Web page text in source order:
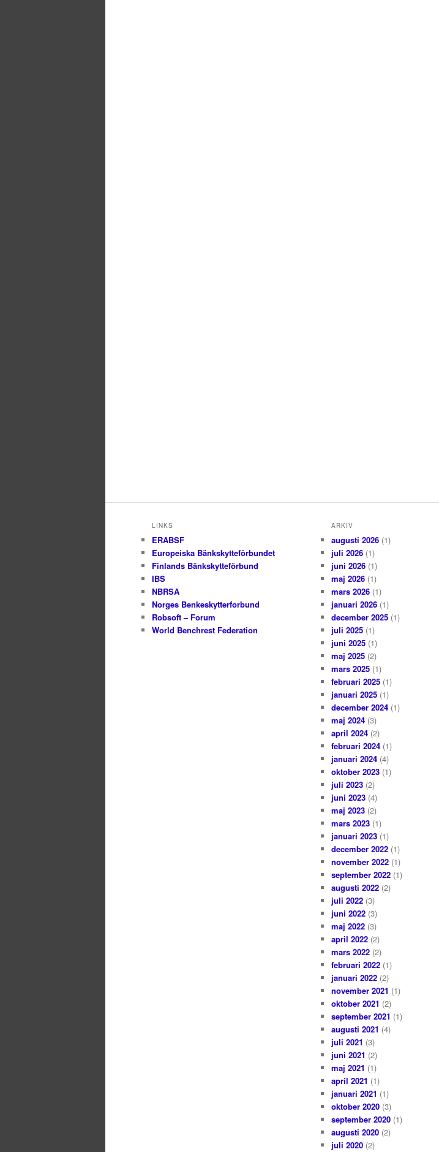
LINKS
ERABSF
Europeiska Bänkskytteförbundet
Finlands Bänkskytteförbund
IBS
NBRSA
Norges Benkeskytterforbund
Robsoft – Forum
World Benchrest Federation
ARKIV
augusti 2026(1)
juli 2026(1)
juni 2026(1)
maj 2026(1)
mars 2026(1)
januari 2026(1)
december 2025(1)
juli 2025(1)
juni 2025(1)
maj 2025(2)
mars 2025(1)
februari 2025(1)
januari 2025(1)
december 2024(1)
maj 2024(3)
april 2024(2)
februari 2024(1)
januari 2024(4)
oktober 2023(1)
juli 2023(2)
juni 2023(4)
maj 2023(2)
mars 2023(1)
januari 2023(1)
december 2022(1)
november 2022(1)
september 2022(1)
augusti 2022(2)
juli 2022(3)
juni 2022(3)
maj 2022(3)
april 2022(2)
mars 2022(2)
februari 2022(1)
januari 2022(2)
november 2021 (1)
oktober 2021 (2)
september 2021 (1)
augusti 2021 (4)
juli 2021 (3)
juni 2021 (2)
maj 2021 (1)
april 2021 (1)
januari 2021 (1)
oktober 2020(3)
september 2020(1)
augusti 2020(2)
juli 2020(2)